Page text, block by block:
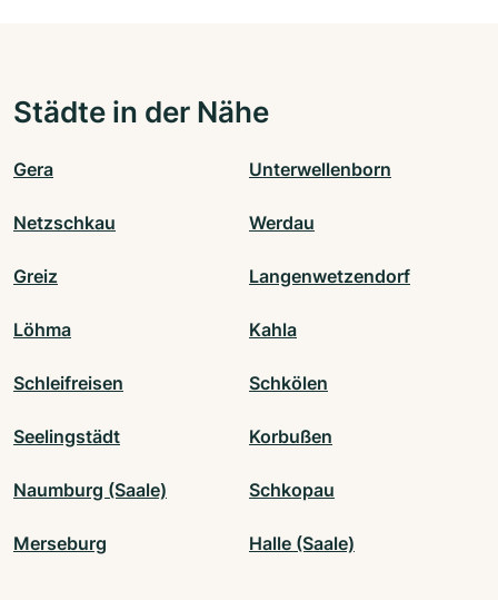
Städte in der Nähe
Gera Unterwellenborn
Netzschkau Werdau
Greiz Langenwetzendorf
Löhma Kahla
Schleifreisen Schkölen
Seelingstädt Korbußen
Naumburg (Saale) Schkopau
Merseburg Halle (Saale)